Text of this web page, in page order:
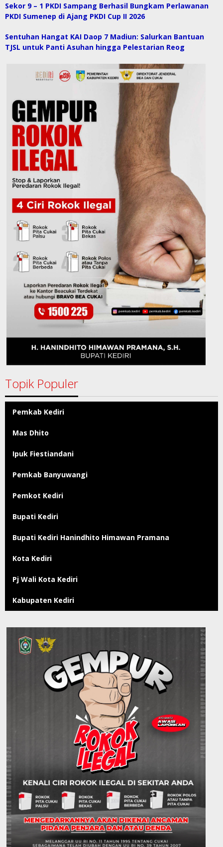
Sekor 9 – 1 PKDI Sampang Berhasil Bungkam Perlawanan
PKDI Sumenep di Ajang PKDI Cup II 2026
Sentuhan Hangat KAI Daop 7 Madiun: Salurkan Bantuan
TJSL untuk Panti Asuhan hingga Pelestarian Reog
Topik Populer
Pemkab Kediri
Mas Dhito
Ipuk Fiestiandani
Pemkab Banyuwangi
Pemkot Kediri
Bupati Kediri
Bupati Kediri Hanindhito Himawan Pramana
Kota Kediri
Pj Wali Kota Kediri
Kabupaten Kediri